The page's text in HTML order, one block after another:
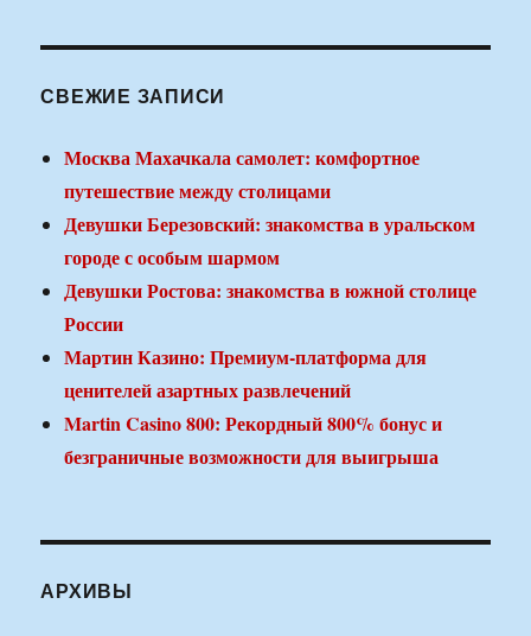
СВЕЖИЕ ЗАПИСИ
Москва Махачкала самолет: комфортное
путешествие между столицами
Девушки Березовский: знакомства в уральском
городе с особым шармом
Девушки Ростова: знакомства в южной столице
России
Мартин Казино: Премиум-платформа для
ценителей азартных развлечений
Martin Casino 800: Рекордный 800% бонус и
безграничные возможности для выигрыша
АРХИВЫ